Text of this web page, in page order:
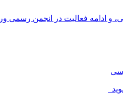
و ادامه فعالیت در انجمن رسمی